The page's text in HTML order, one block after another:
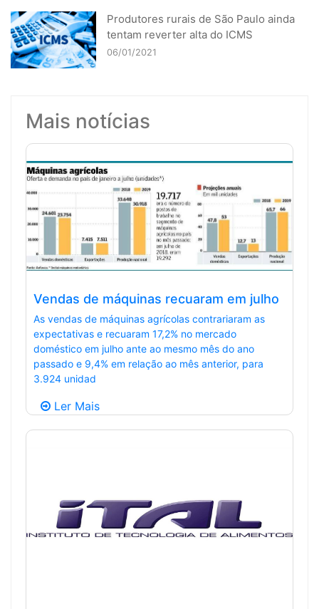
Produtores rurais de São Paulo ainda
tentam reverter alta do ICMS
06/01/2021
Mais notícias
Vendas de máquinas recuaram em julho
As vendas de máquinas agrícolas contrariaram as
expectativas e recuaram 17,2% no mercado
doméstico em julho ante ao mesmo mês do ano
passado e 9,4% em relação ao mês anterior, para
3.924 unidad
Ler Mais